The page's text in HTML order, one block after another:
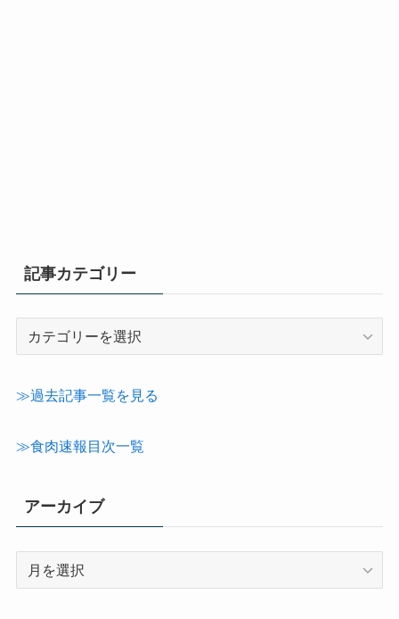
記事カテゴリー
テ
≫過去記事一覧を見る
≫食肉速報目次一覧
アーカイブ